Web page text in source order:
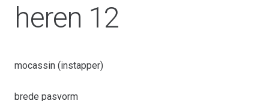
heren 12
mocassin (instapper)
brede pasvorm